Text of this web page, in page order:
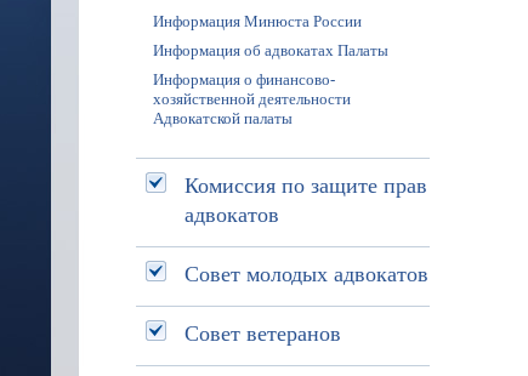
Информация Минюста России
Информация об адвокатах Палаты
Информация о финансово-
хозяйственной деятельности
Адвокатской палаты
Комиссия по защите прав
адвокатов
Совет молодых адвокатов
Совет ветеранов